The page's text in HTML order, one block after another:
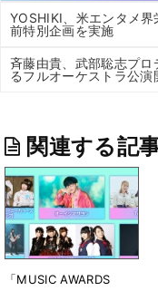
YOSHIKI、米エンタメ
前特別企画を実施
斉藤由貴、武部聡志プ
るフルオーケストラ公演
関連する記
「MUSIC AWARDS